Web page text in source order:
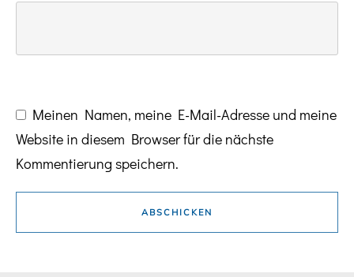
Meinen Namen, meine E-Mail-Adresse und meine
Website in diesem Browser für die nächste
Kommentierung speichern.
ABSCHICKEN